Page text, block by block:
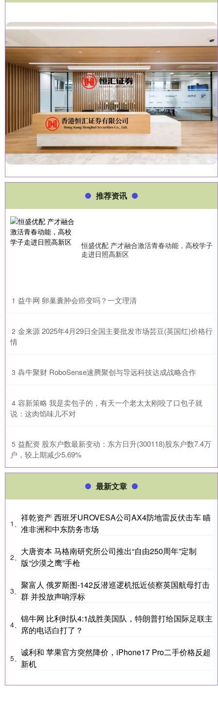
推荐资讯
恒盛优配 产才融合激活青春动能，高校学子
走进日照高新区
1 ​益牛网 卵巢囊肿会癌变吗？一文理清
2 ​金来源 2025年4月29日全国主要批发市场芸豆(英国红)价格行
情
3 ​犇牛聚财 RoboSense速腾聚创与导远科技达成战略合作
4 ​容新策略 我是卖包子的，有天一个老太太刚咬了口包子就
说：这肉馅味儿不对
5 ​益配资 股东户数最新变动：东方日升(300118)股东户数7.4万
户，较上期减少5.69%
最新文章
1、
祥乾资产 西班牙UROVESA公司AX4防地雷反伏击车 瞄
准非洲和中东防务市场
2、
大唐资本 马格南研究所公司推出“自由250周年”定制
版“沙漠之鹰”手枪
3、
聚富人 俄罗斯图-142反潜巡逻机抵近侦察英国航母打击
群 并投放声呐浮标
4、
锦牛网 比利时队4:1战胜美国队，特朗普打给国际足联主
席的电话白打了？
5、
诚利和 苹果官方突然降价，iPhone17 Pro二手价格反超
新机